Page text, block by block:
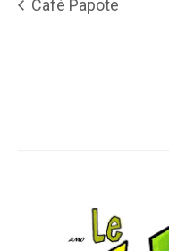
Café Papote